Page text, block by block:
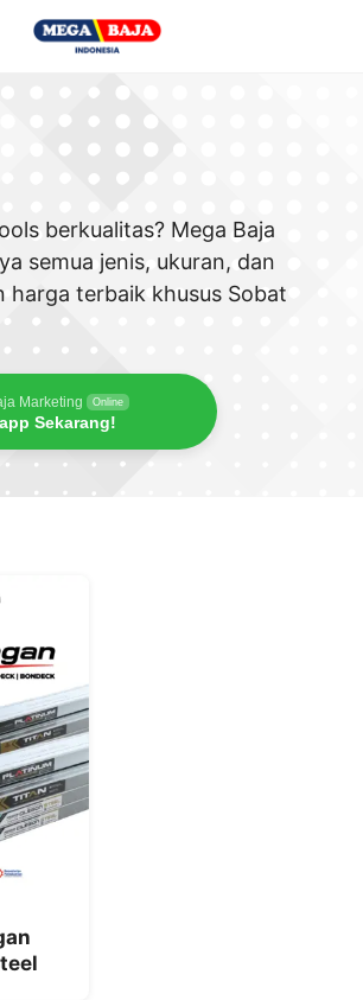
berkualitas? Mega Baja
semua jenis, ukuran, dan
harga terbaik khusus Sobat
Marketing Online
Sekarang!